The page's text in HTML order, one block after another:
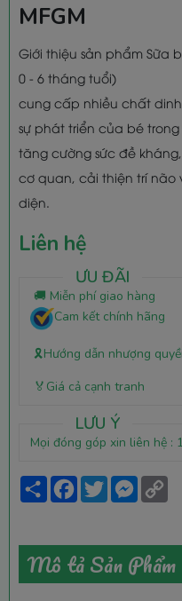
MFGM
Giới thiệu sản phẩm Sữa
0 - 6 tháng tuổi)
cung cấp nhiều chất
sự phát triển của bé
tăng cường sức đề
cơ quan, cải thiện trí
diện.
Liên hệ
ƯU ĐÃI
🚚 Miễn phí giao hàng
Cam kết chính hãng
🎗️Hướng dẫn nhượng
🏅Giá cả cạnh tranh
LƯU Ý
Mọi đóng góp xin liên hệ :
ShareFacebook
Twitter
Mô tả Sản Phẩm